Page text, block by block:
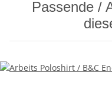
Passende /